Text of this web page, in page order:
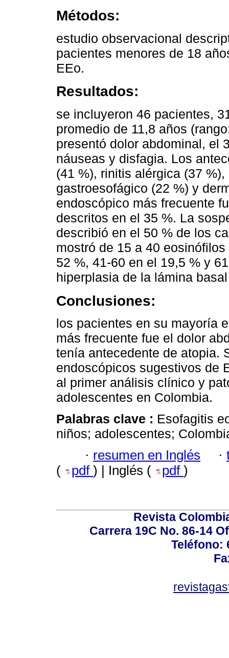
Métodos:
estudio observacional
pacientes menores de 18
EEo.
Resultados:
se incluyeron 46 pacientes,
promedio de 11,8 años
presentó dolor abdominal, el
náuseas y disfagia. Los
(41 %), rinitis alérgica (37
gastroesofágico (22 %) y
endoscópico más frecuente
descritos en el 35 %. La
describió en el 50 % de los
mostró de 15 a 40
52 %, 41-60 en el 19,5 % y
hiperplasia de la lámina
Conclusiones:
los pacientes en su mayoría
más frecuente fue el dolor
tenía antecedente de atopia.
endoscópicos sugestivos de
al primer análisis clínico y
adolescentes en Colombia.
Palabras clave : Esofagitis
niños; adolescentes;
· resumen en Inglés ·
(
pdf ) | Inglés ( pdf )
Revista
Carrera 19C No. 86-14
Teléfono: